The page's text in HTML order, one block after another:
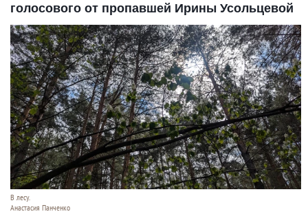
голосового от пропавшей Ирины Усольцевой
В лесу.
Анастасия Панченко